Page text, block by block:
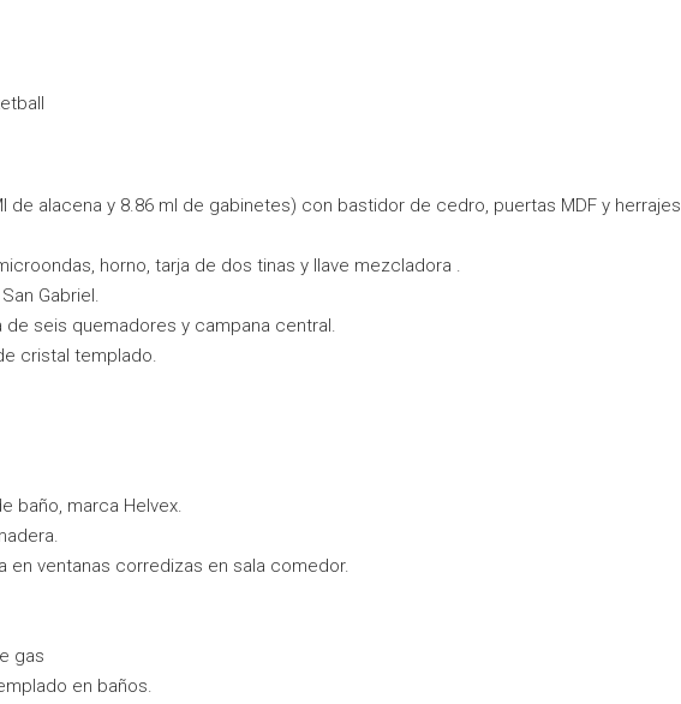
de alacena y 8.86 ml de gabinetes) con bastidor de cedro, puertas MDF y herrajes
horno, tarja de dos tinas y llave mezcladora .
Gabriel.
de seis quemadores y campana central.
cristal templado.
baño, marca Helvex.
en ventanas corredizas en sala comedor.
gas
en baños.